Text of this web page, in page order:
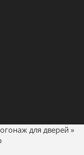
для дверей»